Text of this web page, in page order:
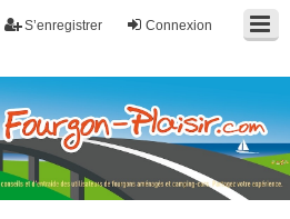
Connexion
S’enregistrer
des utilisateurs de fourgons, fourgons
car. Partagez votre expérience.